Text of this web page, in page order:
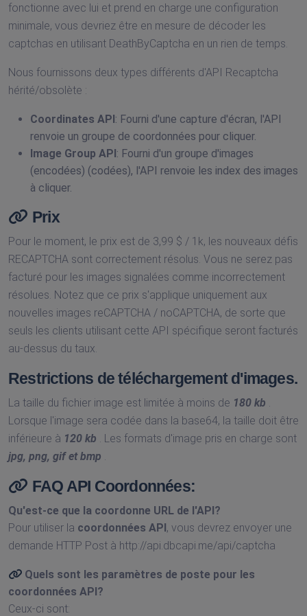
fonctionne avec lui et prend en charge une configuration
minimale, vous devriez être en mesure de décoder les
captchas en utilisant DeathByCaptcha en un rien de temps.
Nous fournissons deux types différents d'API Recaptcha
hérité/obsolète :
Coordinates API: Fourni d'une capture d'écran, l'API
renvoie un groupe de coordonnées pour cliquer.
Image Group API: Fourni d'un groupe d'images
(encodées) (codées), l'API renvoie les index des images
à cliquer.
Prix
Pour le moment, le prix est de 3,99 $ / 1k, les nouveaux défis
RECAPTCHA sont correctement résolus. Vous ne serez pas
facturé pour les images signalées comme incorrectement
résolues. Notez que ce prix s'applique uniquement aux
nouvelles images reCAPTCHA / noCAPTCHA, de sorte que
seuls les clients utilisant cette API spécifique seront facturés
au-dessus du taux.
Restrictions de téléchargement d'images.
La taille du fichier image est limitée à moins de 180 kb
Lorsque l'image sera codée dans la base64, la taille doit être
inférieure à 120 kb
. Les formats d'image pris en charge sont
jpg, png, gif et bmp
FAQ API Coordonnées:
Qu'est-ce que la coordonne URL de l'API?
Pour utiliser la coordonnées API, vous devrez envoyer une
demande HTTP Post à http://api.dbcapi.me/api/captcha
Quels sont les paramètres de poste pour les
coordonnées API?
Ceux-ci sont: